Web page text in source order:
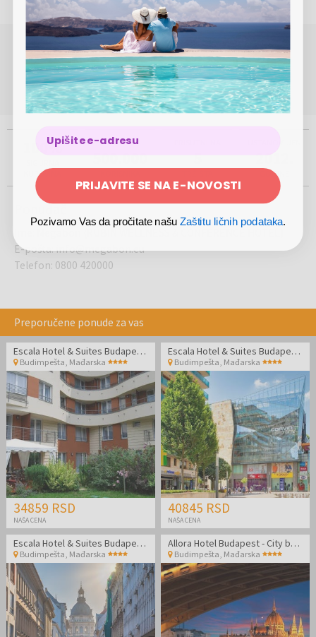
POTREBNA VAM JE POMOĆ OKO REZERVACIJE ILI
KUPOVINE?
(Pon-Pet 8.00 - 17.00)
0800 420000 info@megabon.eu
100%
KUPOVINA
VIŠE OD
GODINE
Ponuđač
E-pošta:info@megabon.eu
Telefon: 0800 420000
Preporučene ponude za vas
Escala Hotel & Suites Budapest - Letnji odmor u Budimpešti
Budimpešta Mađarska
34859 RSD
NAŠA CENA
Escala Hotel & Suites Budapest - Porodični odmor
Budimpešta Mađarska
40845 RSD
NAŠA CENA
Escala Hotel & Suites Budapest - Porodični odmor
Budimpešta Mađarska
Allora Hotel Budapest - City break u Budimpešti
Budimpešta Mađarska
PRIJAVITE SE NA E-NOVOSTI
Pozivamo Vas da pročitate našuZaštitu ličnih podataka.